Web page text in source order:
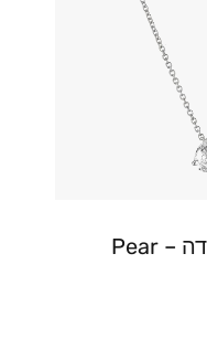
שרשרת יהלומי מעבדה – Pear